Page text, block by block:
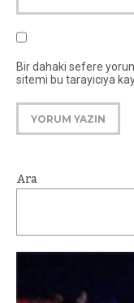
Bir dahaki sefere
sitemi bu tarayıcıya
Ara